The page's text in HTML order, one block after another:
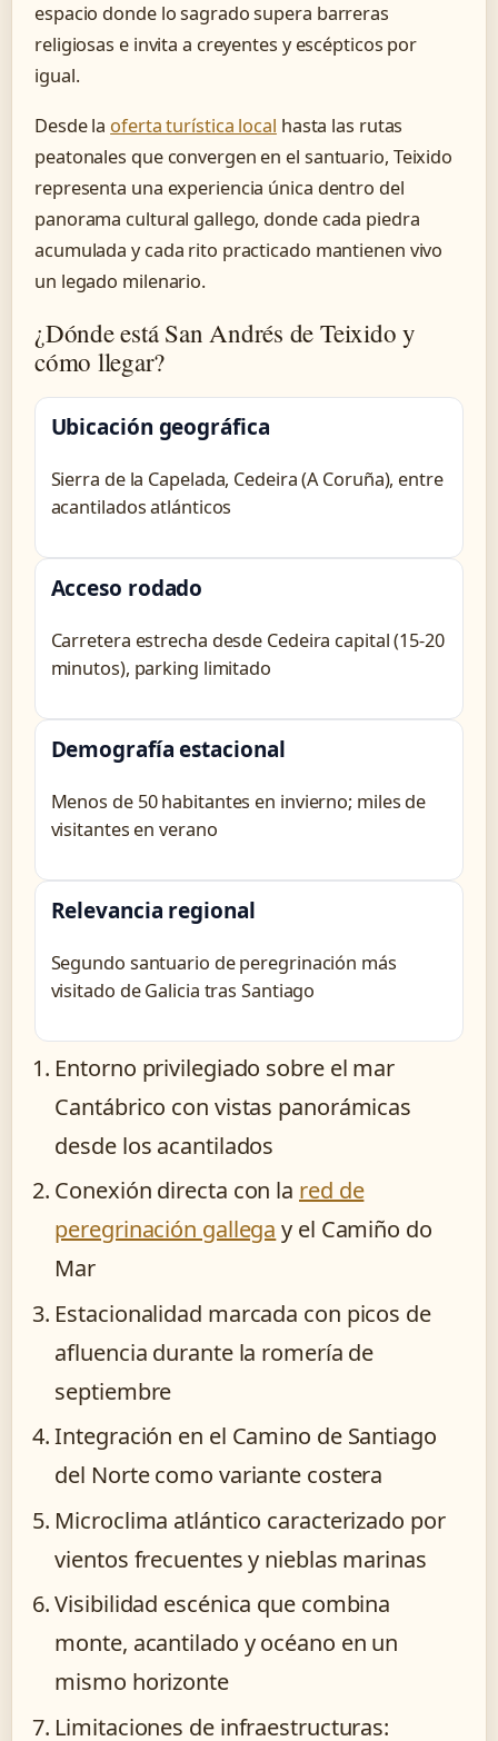
espacio donde lo sagrado supera barreras
religiosas e invita a creyentes y escépticos por
igual.
Desde la oferta turística local hasta las rutas
peatonales que convergen en el santuario, Teixido
representa una experiencia única dentro del
panorama cultural gallego, donde cada piedra
acumulada y cada rito practicado mantienen vivo
un legado milenario.
¿Dónde está San Andrés de Teixido y
cómo llegar?
Ubicación geográfica
Sierra de la Capelada, Cedeira (A Coruña), entre
acantilados atlánticos
Acceso rodado
Carretera estrecha desde Cedeira capital (15-20
minutos), parking limitado
Demografía estacional
Menos de 50 habitantes en invierno; miles de
visitantes en verano
Relevancia regional
Segundo santuario de peregrinación más
visitado de Galicia tras Santiago
Entorno privilegiado sobre el mar
Cantábrico con vistas panorámicas
desde los acantilados
Conexión directa con la red de
peregrinación gallega y el Camiño do
Mar
Estacionalidad marcada con picos de
afluencia durante la romería de
septiembre
Integración en el Camino de Santiago
del Norte como variante costera
Microclima atlántico caracterizado por
vientos frecuentes y nieblas marinas
Visibilidad escénica que combina
monte, acantilado y océano en un
mismo horizonte
Limitaciones de infraestructuras: